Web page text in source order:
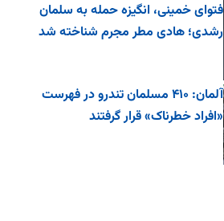
فتوای خمینی، انگیزه حمله به سلمان
رشدی؛ هادی مطر مجرم شناخته شد
آلمان: ۴۱۰ مسلمان تندرو در فهرست
«افراد خطرناک» قرار گرفتند